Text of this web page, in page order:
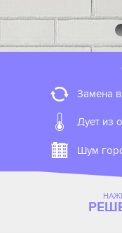
Замена
Дует из
Шум